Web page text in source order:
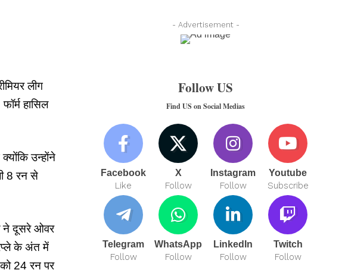
लीग
हासिल
उन्होंने
8 रन से
ने दूसरे ओवर
के अंत में
24 रन पर
- Advertisement -
Follow US
Find US on Social Medias
Facebook
Like
X
Follow
Instagram
Follow
Youtube
Subscribe
Telegram
Follow
WhatsApp
Follow
LinkedIn
Follow
Twitch
Follow